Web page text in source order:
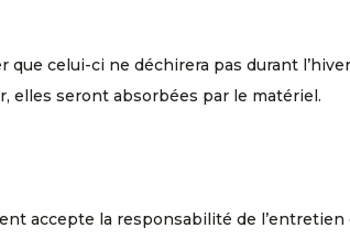
que celui-ci ne déchirera pas durant
elles seront absorbées par le matériel.
accepte la responsabilité de